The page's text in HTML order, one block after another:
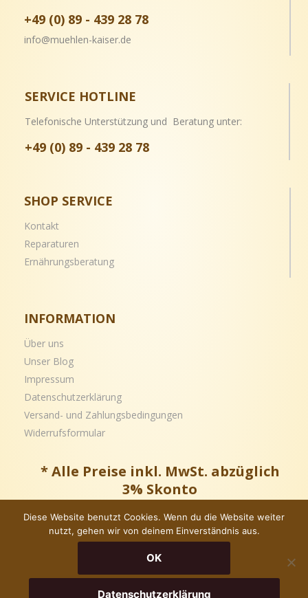
+49 (0) 89 - 439 28 78
info@muehlen-kaiser.de
SERVICE HOTLINE
Telefonische Unterstützung und Beratung unter:
+49 (0) 89 - 439 28 78
SHOP SERVICE
Kontakt
Reparaturen
Ernährungsberatung
INFORMATION
Über uns
Unser Blog
Impressum
Datenschutzerklärung
Versand- und Zahlungsbedingungen
Widerrufsformular
* Alle Preise inkl. MwSt. abzüglich
3% Skonto
Copyright © – Alle Rechte vorbehalten
Diese Website benutzt Cookies. Wenn du die Website weiter
nutzt, gehen wir von deinem Einverständnis aus.
OK
Datenschutzerklärung